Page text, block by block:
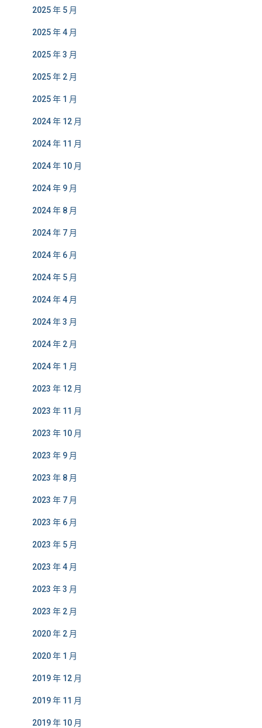
2025 年 5 月
2025 年 4 月
2025 年 3 月
2025 年 2 月
2025 年 1 月
2024 年 12 月
2024 年 11 月
2024 年 10 月
2024 年 9 月
2024 年 8 月
2024 年 7 月
2024 年 6 月
2024 年 5 月
2024 年 4 月
2024 年 3 月
2024 年 2 月
2024 年 1 月
2023 年 12 月
2023 年 11 月
2023 年 10 月
2023 年 9 月
2023 年 8 月
2023 年 7 月
2023 年 6 月
2023 年 5 月
2023 年 4 月
2023 年 3 月
2023 年 2 月
2020 年 2 月
2020 年 1 月
2019 年 12 月
2019 年 11 月
2019 年 10 月